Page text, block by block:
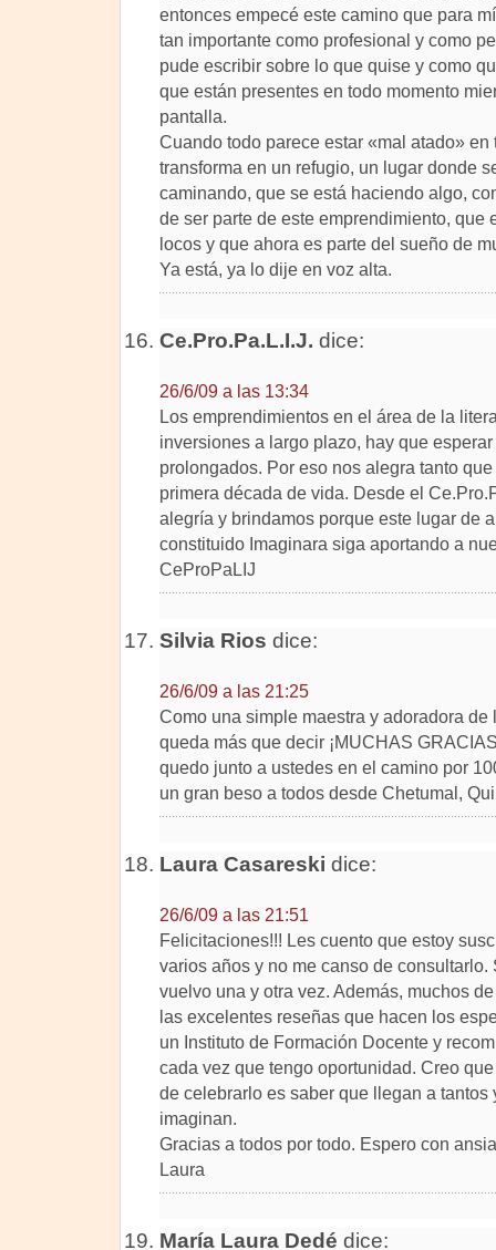
entonces empecé este camino que para
tan importante como profesional y como
pude escribir sobre lo que quise y como
que están presentes en todo momento
pantalla.
Cuando todo parece estar «mal atado»
transforma en un refugio, un lugar donde
caminando, que se está haciendo algo,
de ser parte de este emprendimiento, que
locos y que ahora es parte del sueño de
Ya está, ya lo dije en voz alta.
Ce.Pro.Pa.L.I.J. dice:
26/6/09 a las 13:34
Los emprendimientos en el área de la
inversiones a largo plazo, hay que
prolongados. Por eso nos alegra tanto
primera década de vida. Desde el
alegría y brindamos porque este lugar de
constituido Imaginara siga aportando a
CeProPaLIJ
Silvia Rios dice:
26/6/09 a las 21:25
Como una simple maestra y adoradora de
queda más que decir ¡MUCHAS
quedo junto a ustedes en el camino por
un gran beso a todos desde Chetumal,
Laura Casareski dice:
26/6/09 a las 21:51
Felicitaciones!!! Les cuento que estoy
varios años y no me canso de
vuelvo una y otra vez. Además, muchos
las excelentes reseñas que hacen los
un Instituto de Formación Docente y
cada vez que tengo oportunidad. Creo
de celebrarlo es saber que llegan a tantos
imaginan.
Gracias a todos por todo. Espero con
Laura
María Laura Dedé dice: